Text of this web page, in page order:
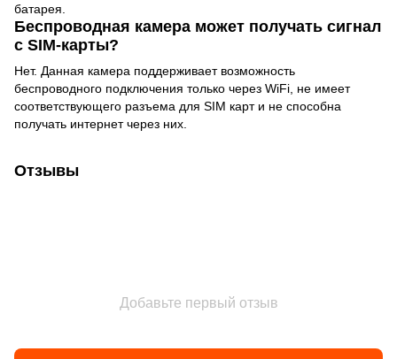
батарея.
Беспроводная камера может получать сигнал
с SIM-карты?
Нет. Данная камера поддерживает возможность
беспроводного подключения только через WiFi, не имеет
соответствующего разъема для SIM карт и не способна
получать интернет через них.
Отзывы
Добавьте первый отзыв